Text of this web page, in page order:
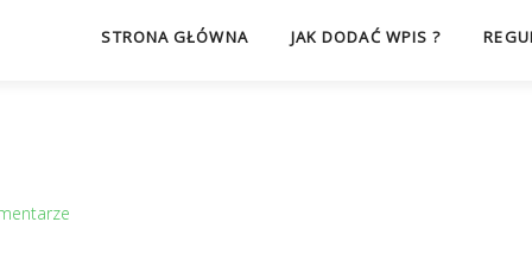
STRONA GŁÓWNA JAK DODAĆ WPIS ?